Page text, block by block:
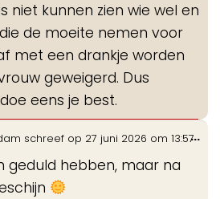
niet kunnen zien wie wel en
de moeite nemen voor
met een drankje worden
geweigerd. Dus
eens je best.
schreef op 27 juni 2026 om 13:57
geduld hebben, maar na
...